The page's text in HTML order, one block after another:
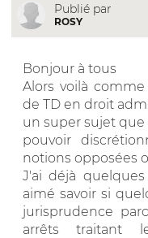
Publié par
ROSY
Bonjour à tous
Alors voilà
de TD en droit
un super sujet que
pouvoir
notions opposées
J'ai déjà
aimé savoir si
jurisprudence
arrêts traitant